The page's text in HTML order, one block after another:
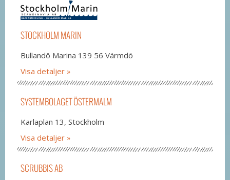
STOCKHOLM MARIN
Bullandö Marina 139 56 Värmdö
Visa detaljer
SYSTEMBOLAGET ÖSTERMALM
Karlaplan 13, Stockholm
Visa detaljer
SCRUBBIS AB